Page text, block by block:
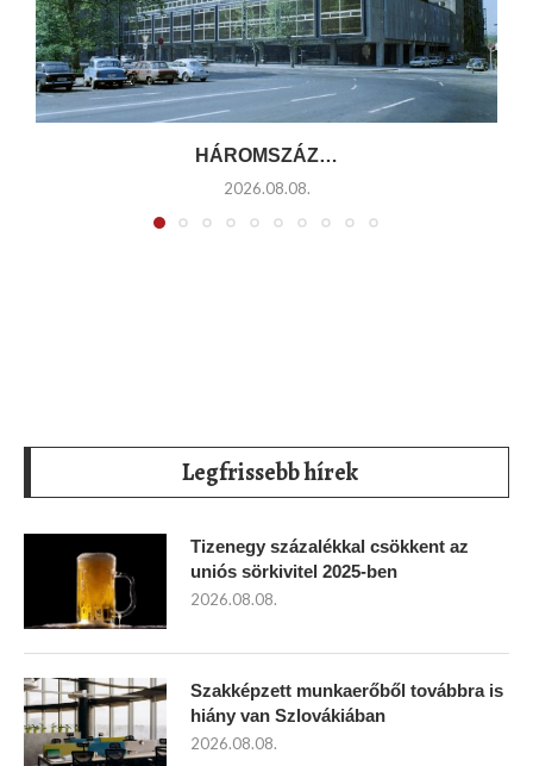
HÁROMSZÁZ…
2026.08.08.
Legfrissebb hírek
Tizenegy százalékkal csökkent az
uniós sörkivitel 2025-ben
2026.08.08.
Szakképzett munkaerőből továbbra is
hiány van Szlovákiában
2026.08.08.